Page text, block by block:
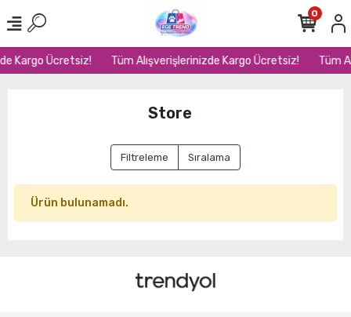
Kargo Ücretsiz! Tüm Alışverişlerinizde Kargo Ücretsiz! Tüm
0
Store
Filtreleme Sıralama
Ürün bulunamadı.